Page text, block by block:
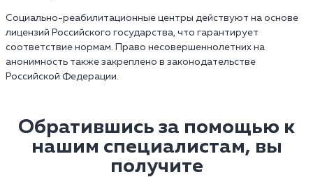
Социально-реабилитационные центры действуют на основе
лицензий Российского государства, что гарантирует
соответствие нормам. Право несовершеннолетних на
анонимность также закреплено в законодательстве
Российской Федерации.
Обратившись за помощью к
нашим специалистам, вы
получите